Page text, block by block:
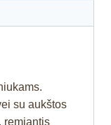
su aukštos
remiantis